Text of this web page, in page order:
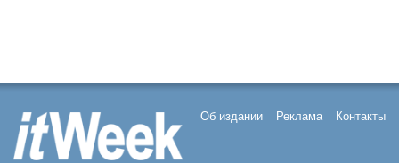
Об издании Реклама Контакты